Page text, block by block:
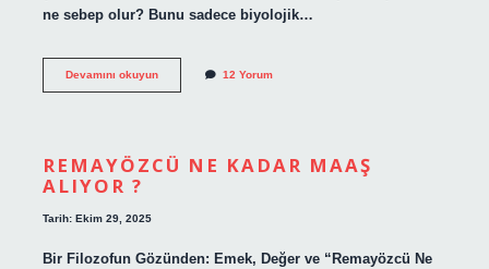
ne sebep olur? Bunu sadece biyolojik…
Devamını okuyunTansiyon
12 Yorum
REMAYÖZCÜ NE KADAR MAAŞ
ALIYOR ?
Tarih: Ekim 29, 2025
Bir Filozofun Gözünden: Emek, Değer ve “Remayözcü Ne